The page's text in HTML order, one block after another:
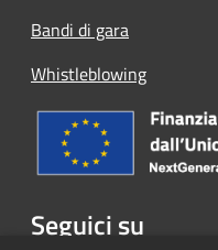
Bandi di gara
Whistleblowing
Seguici su